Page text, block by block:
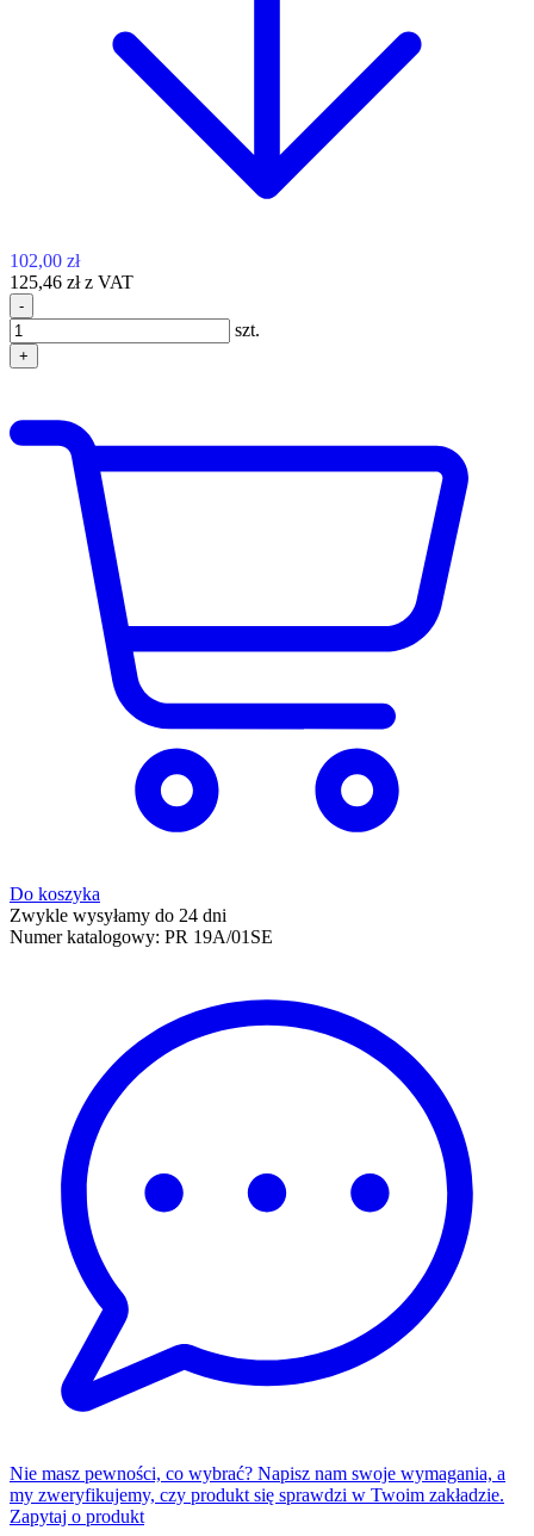
102,00 zł
125,46 zł z VAT
-
szt.
+
Do koszyka
Zwykle wysyłamy do 24 dni
Numer katalogowy: PR 19A/01SE
Nie masz pewności, co wybrać? Napisz nam swoje wymagania, a
my zweryfikujemy, czy produkt się sprawdzi w Twoim zakładzie.
Zapytaj o produkt